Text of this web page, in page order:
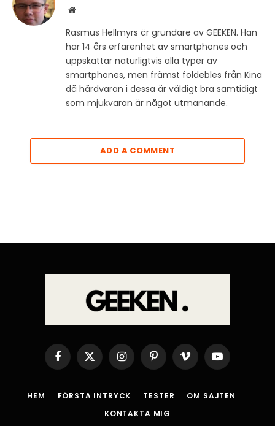
Website
Rasmus Hellmyrs är grundare av GEEKEN. Han
har 14 års erfarenhet av smartphones och
uppskattar naturligtvis alla typer av
smartphones, men främst foldebles från Kina
då hårdvaran i dessa är väldigt bra samtidigt
som mjukvaran är något utmanande.
ADD A COMMENT
Facebook
X
(Twitter)
InstagramPinterestVimeo YouTube
HEM FÖRSTA INTRYCK TESTER
OM SAJTEN
KONTAKTA MIG